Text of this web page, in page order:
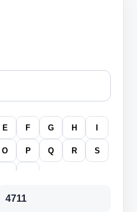
E F G H I
O P Q R S
4711